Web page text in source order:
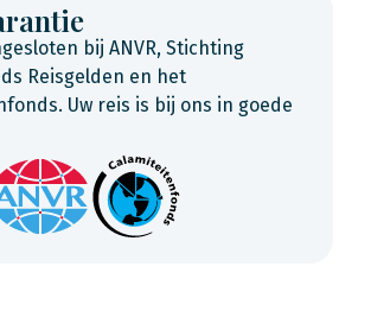
bij ANVR, Stichting
Reisgelden en het
Uw reis is bij ons in goede